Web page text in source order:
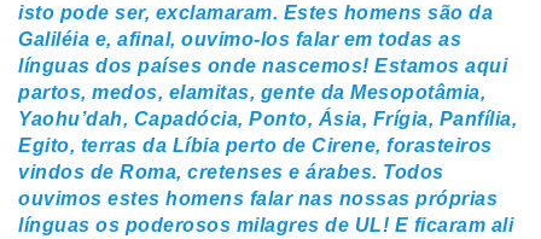
isto pode ser, exclamaram. Estes homens são da
Galiléia e, afinal, ouvimo-los falar em todas as
línguas dos países onde nascemos! Estamos aqui
partos, medos, elamitas, gente da Mesopotâmia,
Yaohu’dah, Capadócia, Ponto, Ásia, Frígia, Panfília,
Egito, terras da Líbia perto de Cirene, forasteiros
vindos de Roma, cretenses e árabes. Todos
ouvimos estes homens falar nas nossas próprias
línguas os poderosos milagres de UL! E ficaram ali